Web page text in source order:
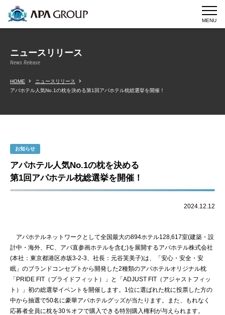
MENU
ニュースリリース
News Release
HOME
ニュースリリース
アパホテル人気No.1の枕を決める第1回アパホテル枕総選挙を開催！
お知らせ
アパホテル人気No.1の枕を決める
第1回アパホテル枕総選挙を開催！
2024.12.12
アパホテルネットワークとして全国最大の894ホテル128,617室(建築・設
計中・海外、FC、アパ直参画ホテルを含む)を展開するアパホテル株式会社
(本社：東京都港区赤坂3-2-3、社長：元谷芙美子)は、「安心・安全・安
眠」のブランドコンセプトから開発した2種類のアパホテルオリジナル枕
「PRIDE FIT（プライドフィット）」と「ADJUST FIT（アジャストフィッ
ト）」初の総選挙イベントを開催します。1位に選ばれた枕に投票した方の
中から抽選で50名に豪華アパホテルグッズが当たります。また、もれなく
応募者全員に枕を30％オフで購入できる特別購入権利が与えられます。